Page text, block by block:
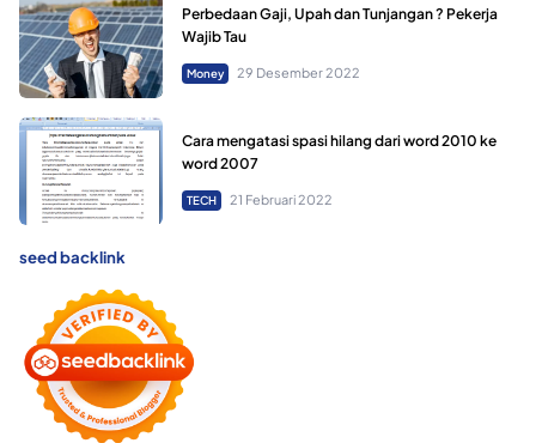
Perbedaan Gaji, Upah dan Tunjangan ? Pekerja
Wajib Tau
Money 29 Desember 2022
Cara mengatasi spasi hilang dari word 2010 ke
word 2007
TECH 21 Februari 2022
seed backlink